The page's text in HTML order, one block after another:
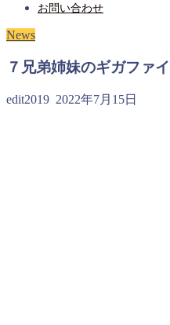
お問い合わせ
News
７兄弟姉妹のギガファ
edit2019 2022年7月15日